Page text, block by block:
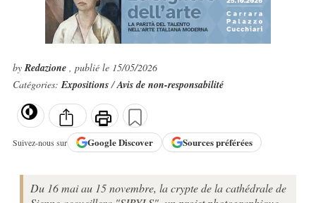
byRedazione , publié le 15/05/2026
Catégories:Expositions/Avis de non-responsabilité
Suivez-nous sur GoogleDiscover Sources préférées
Du 16 mai au 15 novembre, la crypte de la cathédrale de